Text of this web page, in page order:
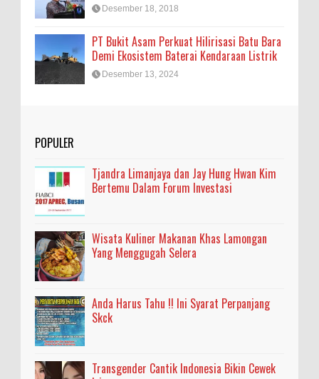
Desember 18, 2018
PT Bukit Asam Perkuat Hilirisasi Batu Bara
Demi Ekosistem Baterai Kendaraan Listrik
Desember 13, 2024
POPULER
Tjandra Limanjaya dan Jay Hung Hwan Kim
Bertemu Dalam Forum Investasi
Wisata Kuliner Makanan Khas Lamongan
Yang Menggugah Selera
Anda Harus Tahu !! Ini Syarat Perpanjang
Skck
Transgender Cantik Indonesia Bikin Cewek